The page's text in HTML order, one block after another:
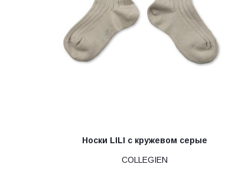
Носки LILI с кружевом серые
COLLEGIEN